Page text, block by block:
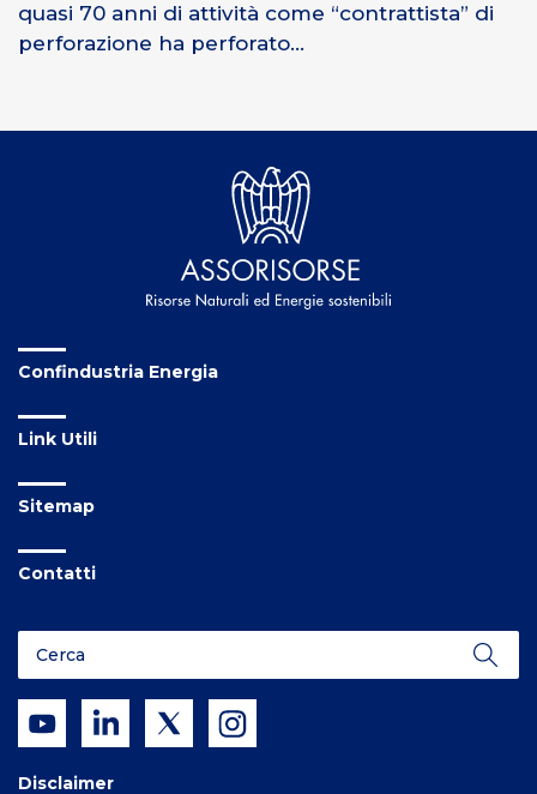
quasi 70 anni di attività come “contrattista” di
perforazione ha perforato...
Confindustria Energia
Link Utili
Sitemap
Contatti
Disclaimer